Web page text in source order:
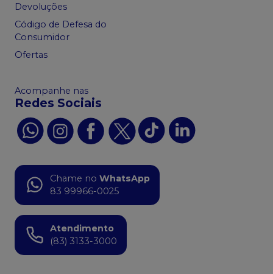
Devoluções
Código de Defesa do
Consumidor
Ofertas
Acompanhe nas
Redes Sociais
Chame no WhatsApp
83 99966-0025
Atendimento
(83) 3133-3000